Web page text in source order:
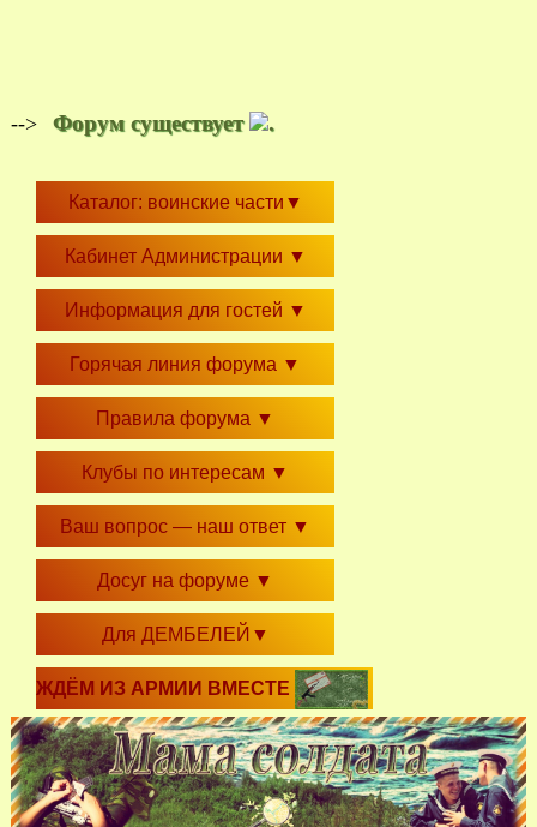
--> Форум существует .
Каталог: воинские части ▼
Кабинет Администрации ▼
Информация для гостей ▼
Горячая линия форума ▼
Правила форума ▼
Клубы по интересам ▼
Ваш вопрос — наш ответ ▼
Досуг на форуме ▼
Для ДЕМБЕЛЕЙ ▼
ЖДЁМ ИЗ АРМИИ ВМЕСТЕ